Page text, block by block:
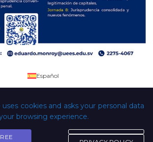
cookies and asks your personal data
browsing experience.
Español